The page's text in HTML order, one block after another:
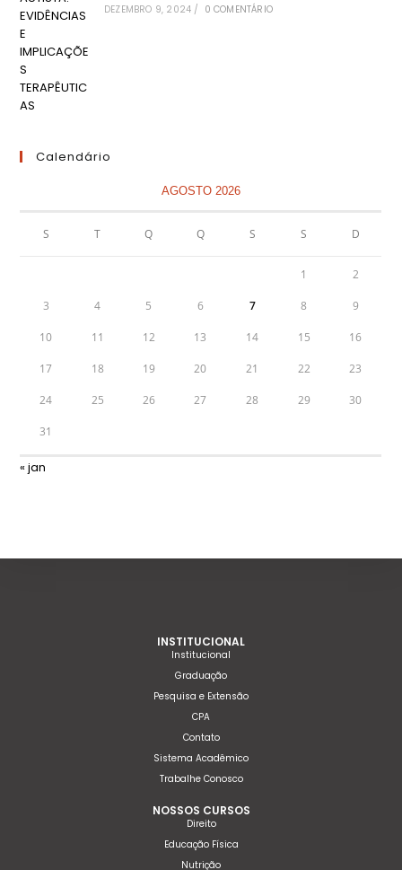
DEZEMBRO 9, 2024 / 0 COMENTÁRIO
Calendário
AGOSTO 2026
S T Q Q S S D
1 2
3 4 5 6 7 8 9
10 11 12 13 14 15 16
17 18 19 20 21 22 23
24 25 26 27 28 29 30
31
« jan
INSTITUCIONAL
Institucional
Graduação
Pesquisa e Extensão
CPA
Contato
Sistema Acadêmico
Trabalhe Conosco
NOSSOS CURSOS
Direito
Educação Física
Nutrição